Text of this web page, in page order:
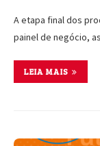
A etapa final dos
painel de negócio,
LEIA MAIS